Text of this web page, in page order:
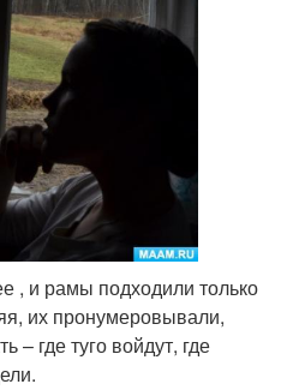
, и рамы подходили только
их пронумеровывали,
– где туго войдут, где